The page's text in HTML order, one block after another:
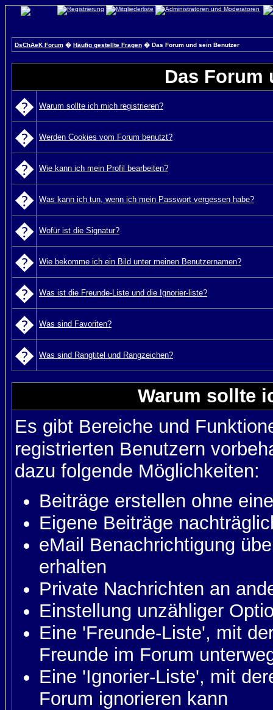
DsChAeK Forum � Häufig gestellte Fragen � Das Forum und sein Benutzer
Das Forum
� Warum sollte ich mich registrieren?
� Werden Cookies vom Forum benutzt?
� Wie kann ich mein Profil bearbeiten?
� Was kann ich tun, wenn ich mein Passwort vergessen habe?
� Wofür ist die Signatur?
� Wie bekomme ich ein Bild unter meinen Benutzernamen?
� Was ist die Freunde-Liste und die Ignorier-liste?
� Was sind Favoriten?
� Was sind Rangtitel und Rangzeichen?
Warum sollte
Es gibt Bereiche und
registrierten Benutzern
dazu folgende Möglichkeiten:
Beiträge erstellen ohne
Eigene Beiträge
eMail Benachrichtigung
erhalten
Private Nachrichten an
Einstellung unzähliger
Eine 'Freunde-Liste', mit
Freunde im Forum
Eine 'Ignorier-Liste', mit
Forum ignorieren kann